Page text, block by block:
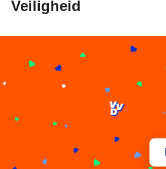
Veiligheid